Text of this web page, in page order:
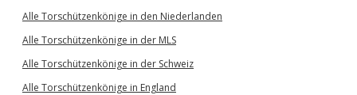
Alle Torschützenkönige in den Niederlanden
Alle Torschützenkönige in der MLS
Alle Torschützenkönige in der Schweiz
Alle Torschützenkönige in England